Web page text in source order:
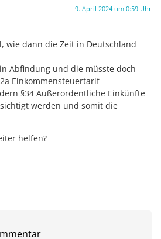
9. April 2024 um 0:59 Uhr
wie dann die Zeit in Deutschland
Abfindung und die müsste doch
Einkommensteuertarif
§34 Außerordentliche Einkünfte
werden und somit die
helfen?